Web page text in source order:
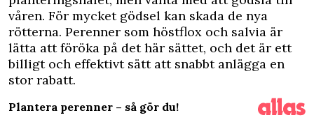
våren. För mycket gödsel kan skada de nya
rötterna. Perenner som höstflox och salvia är
lätta att föröka på det här sättet, och det är ett
billigt och effektivt sätt att snabbt anlägga en
stor rabatt.
Plantera perenner – så gör du!